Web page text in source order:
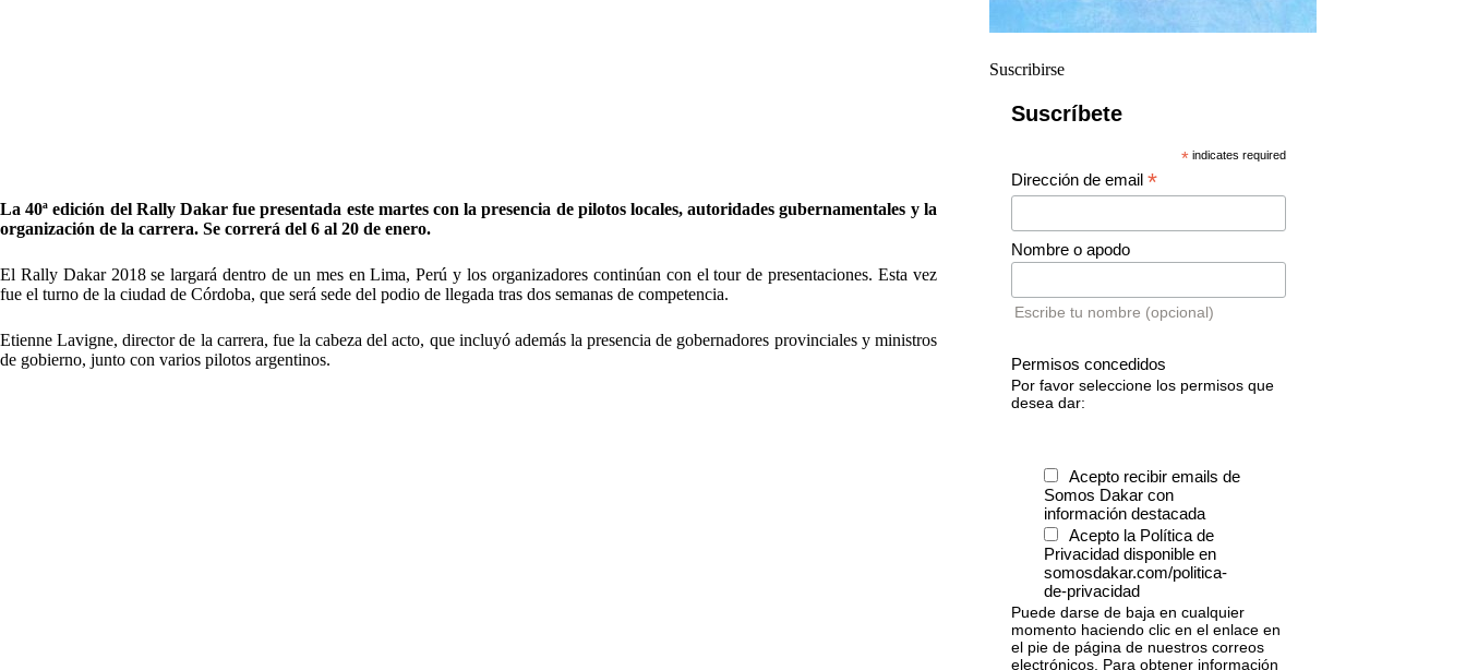
La 40ª edición del Rally Dakar fue presentada este martes con la presencia de pilotos locales, autoridades gubernamentales y la
organización de la carrera. Se correrá del 6 al 20 de enero.
El Rally Dakar 2018 se largará dentro de un mes en Lima, Perú y los organizadores continúan con el tour de presentaciones. Esta vez
fue el turno de la ciudad de Córdoba, que será sede del podio de llegada tras dos semanas de competencia.
Etienne Lavigne, director de la carrera, fue la cabeza del acto, que incluyó además la presencia de gobernadores provinciales y ministros
de gobierno, junto con varios pilotos argentinos.
Suscribirse
Suscríbete
* indicates required
Dirección de email*
Nombre o apodo
Escribe tu nombre (opcional)
Permisos concedidos
Por favor seleccione los permisos que
desea dar:
Acepto recibir emails de
Somos Dakar con
información destacada
Acepto la Política de
Privacidad disponible en
somosdakar.com/politica-
de-privacidad
Puede darse de baja en cualquier
momento haciendo clic en el enlace en
el pie de página de nuestros correos
electrónicos. Para obtener información